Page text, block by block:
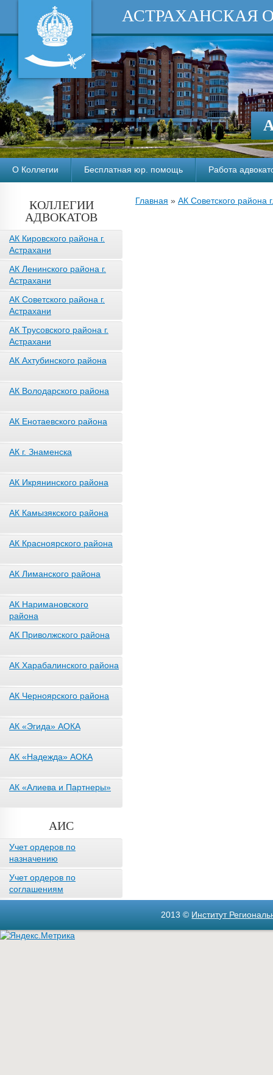
АСТРАХАНСКАЯ
О Коллегии Бесплатная юр. помощь Работа
КОЛЛЕГИИ
АДВОКАТОВ
АК Кировского района г.
Астрахани
АК Ленинского района г.
Астрахани
АК Советского района г.
Астрахани
АК Трусовского района г.
Астрахани
АК Ахтубинского района
АК Володарского района
АК Енотаевского района
АК г. Знаменска
АК Икрянинского района
АК Камызякского района
АК Красноярского района
АК Лиманского района
АК Наримановского
района
АК Приволжского района
АК Харабалинского района
АК Черноярского района
АК «Эгида» АОКА
АК «Надежда» АОКА
АК «Алиева и Партнеры»
АИС
Учет ордеров по
назначению
Учет ордеров по
соглашениям
Главная » АК Советского района
2013 © Институт